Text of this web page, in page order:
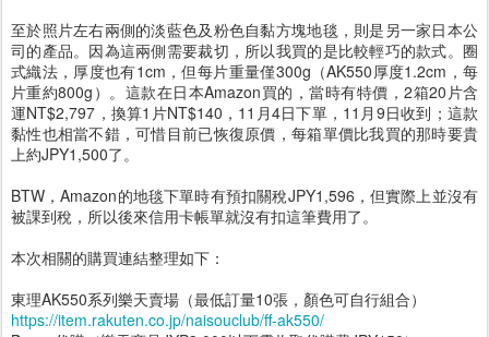
至於照片左右兩側的淡藍色及粉色自黏方塊地毯，則是另一家日本公
司的產品。因為這兩側需要裁切，所以我買的是比較輕巧的款式。圈
式織法，厚度也有1cm，但每片重量僅300g（AK550厚度1.2cm，每
片重約800g）。這款在日本Amazon買的，當時有特價，2箱20片含
運NT$2,797，換算1片NT$140，11月4日下單，11月9日收到；這款
黏性也相當不錯，可惜目前已恢復原價，每箱單價比我買的那時要貴
上約JPY1,500了。
BTW，Amazon的地毯下單時有預扣關稅JPY1,596，但實際上並沒有
被課到稅，所以後來信用卡帳單就沒有扣這筆費用了。
本次相關的購買連結整理如下：
東理AK550系列樂天賣場（最低訂量10張，顏色可自行組合）
https://item.rakuten.co.jp/naisouclub/ff-ak550/